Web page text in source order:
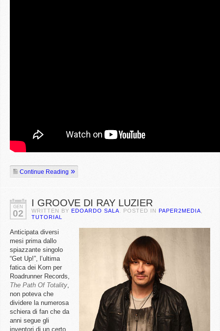
Continue Reading
GEN
02
I GROOVE DI RAY LUZIER
WRITTEN BY EDOARDO SALA . POSTED IN PAPER2MEDIA
TUTORIAL
Anticipata diversi
mesi prima dallo
spiazzante singolo
“Get Up!”, l’ultima
fatica dei Korn per
Roadrunner Records,
The Path Of Totality,
non poteva che
dividere la numerosa
schiera di fan che da
anni segue gli
inventori di un certo